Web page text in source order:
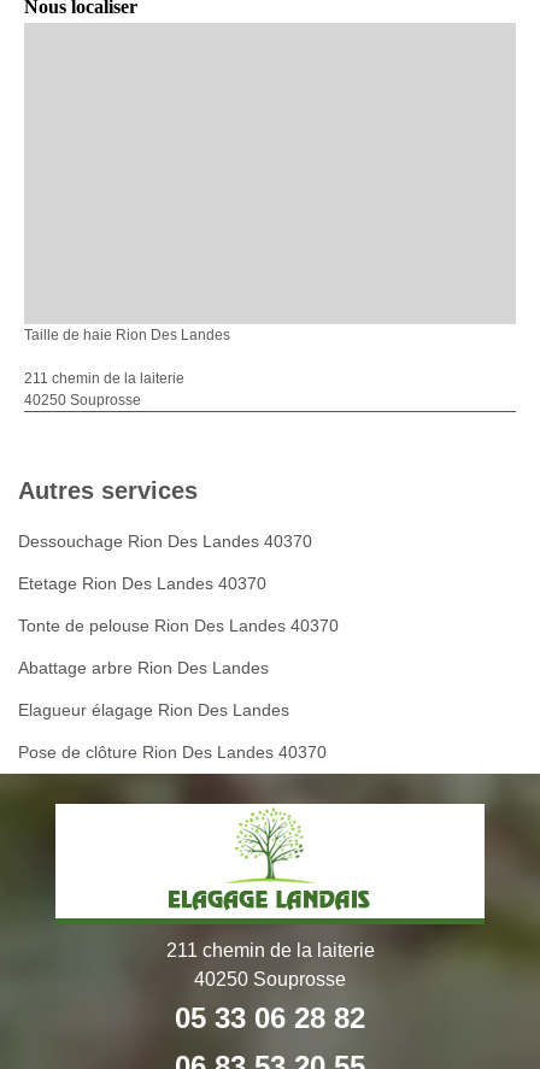
Nous localiser
Taille de haie Rion Des Landes
211 chemin de la laiterie
40250 Souprosse
Autres services
Dessouchage Rion Des Landes 40370
Etetage Rion Des Landes 40370
Tonte de pelouse Rion Des Landes 40370
Abattage arbre Rion Des Landes
Elagueur élagage Rion Des Landes
Pose de clôture Rion Des Landes 40370
211 chemin de la laiterie
40250 Souprosse
05 33 06 28 82